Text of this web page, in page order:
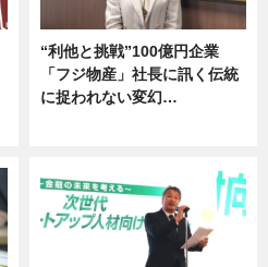
“利他と挑戦”100億円企業
「フジ物産」社長に訊く伝統
に捉われない変幻…